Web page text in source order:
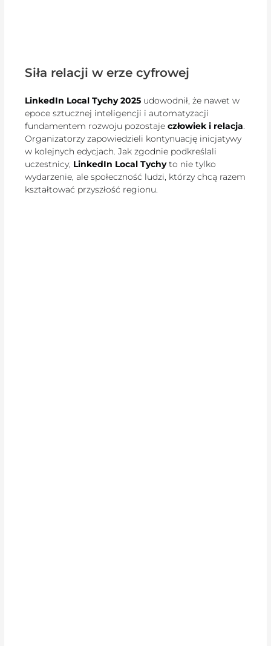
Siła relacji w erze cyfrowej
LinkedIn Local Tychy 2025 udowodnił, że nawet w
epoce sztucznej inteligencji i automatyzacji
fundamentem rozwoju pozostajeczłowiek i relacja.
Organizatorzy zapowiedzieli kontynuację inicjatywy
w kolejnych edycjach. Jak zgodnie podkreślali
uczestnicy, LinkedIn Local Tychyto nie tylko
wydarzenie, ale społeczność ludzi, którzy chcą razem
kształtować przyszłość regionu.